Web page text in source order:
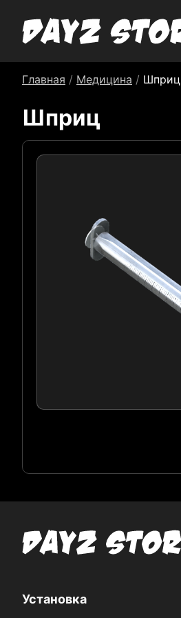
Главная / Медицина / Шприц
Шприц
Установка